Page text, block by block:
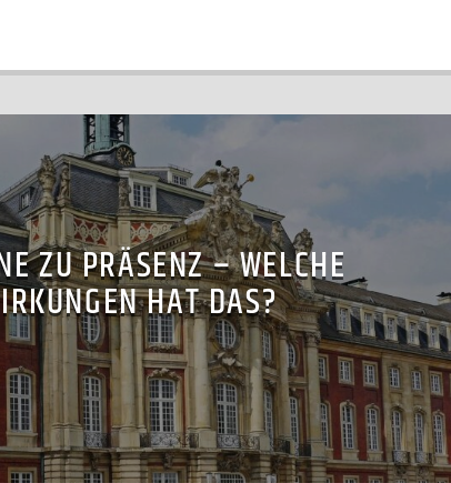
ZU PRÄSENZ – WELCHE
HAT DAS?